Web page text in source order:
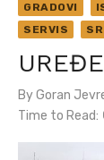
GRADOVI
SERVIS
ByGoran
Time to Read: